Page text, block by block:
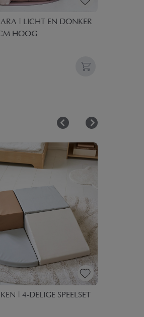
| LICHT EN DONKER
HOOG
| 4-DELIGE SPEELSET